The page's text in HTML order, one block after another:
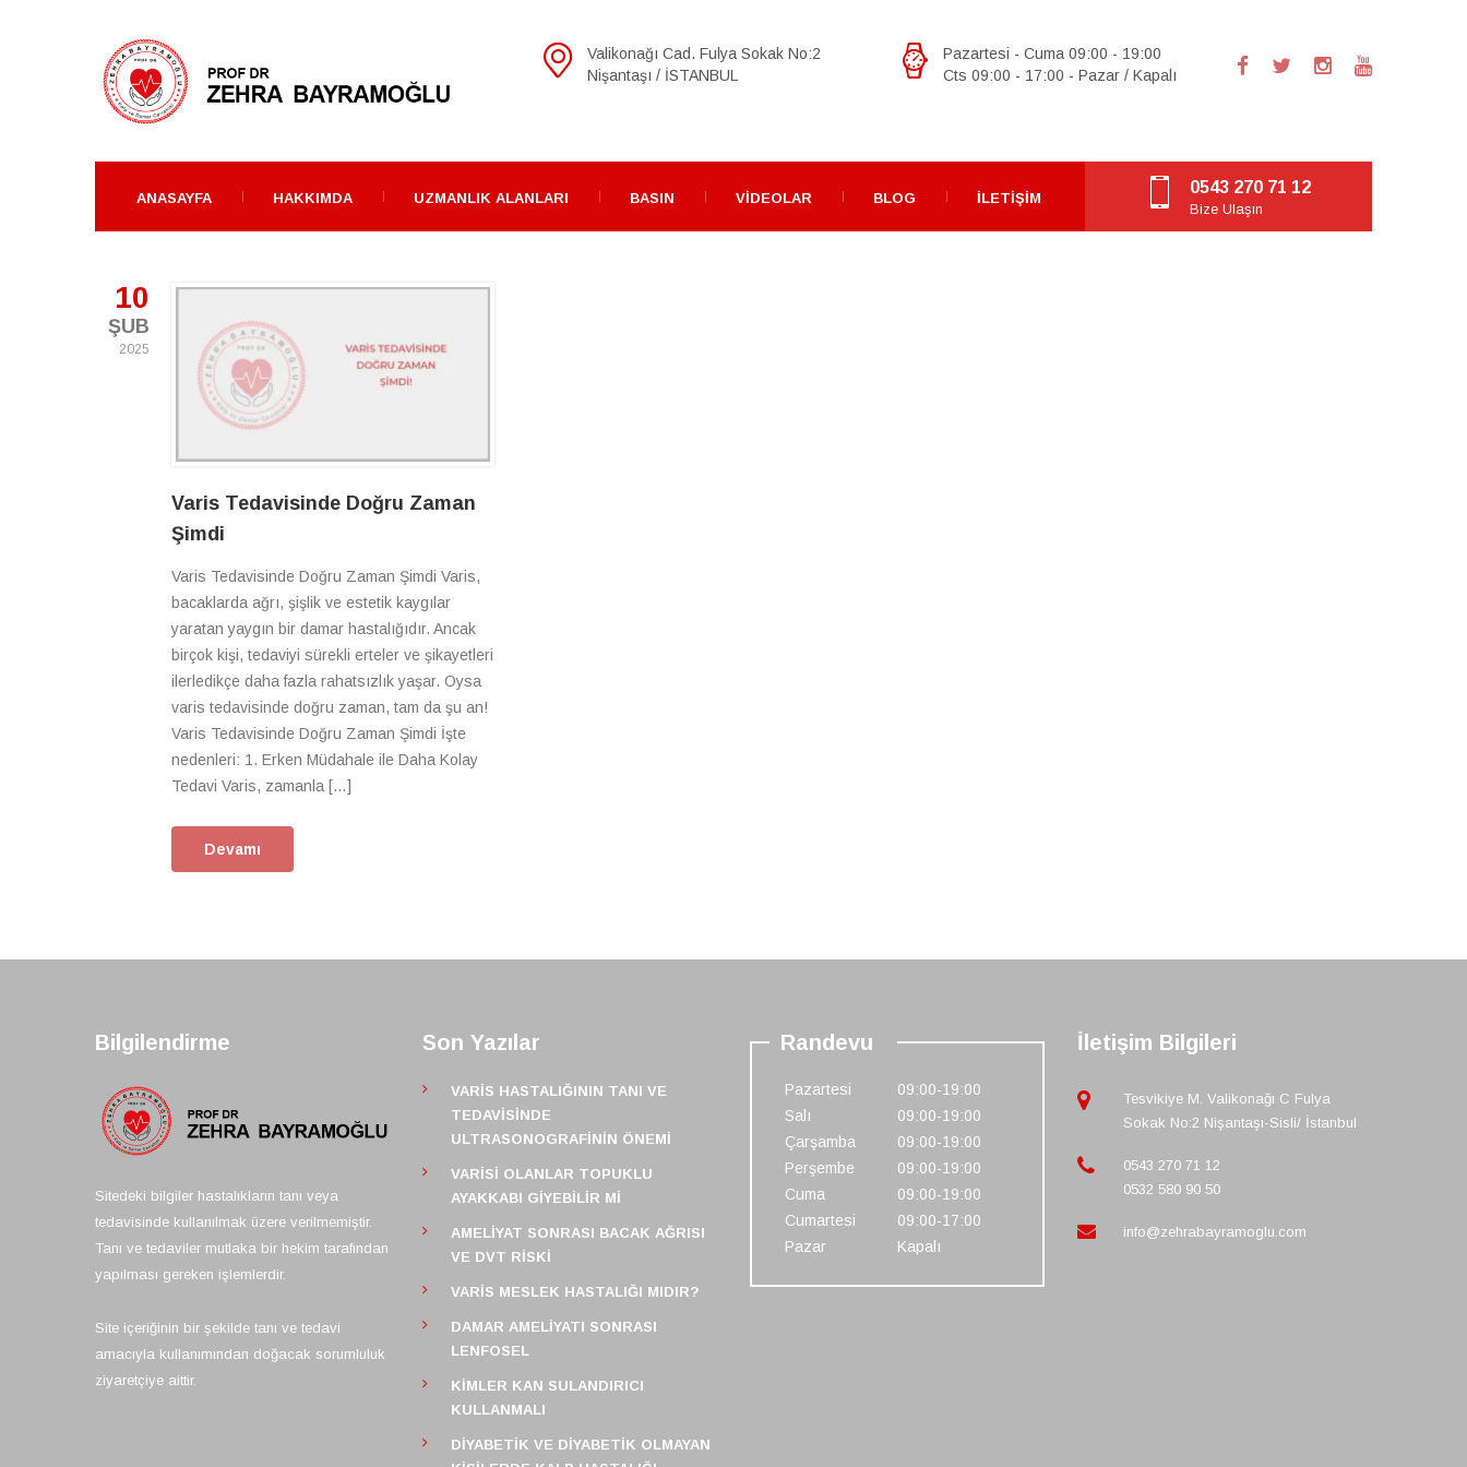
Pazartesi - Cuma 09:00 - 19:00
Cts 09:00 - 17:00 - Pazar / Kapalı
Valikonağı Cad. Fulya Sokak No:2
Nişantaşı / İSTANBUL
ANASAYFA HAKKIMDA UZMANLIK ALANLARI BASIN VIDEOLAR BLOG İLETIŞIM
0543 270 71 12
Bize Ulaşın
10
ŞUB
2025
Varis Tedavisinde Doğru Zaman
Şimdi
Varis Tedavisinde Doğru Zaman Şimdi Varis,
bacaklarda ağrı, şişlik ve estetik kaygılar
yaratan yaygın bir damar hastalığıdır. Ancak
birçok kişi, tedaviyi sürekli erteler ve şikayetleri
ilerledikçe daha fazla rahatsızlık yaşar. Oysa
varis tedavisinde doğru zaman, tam da şu an!
Varis Tedavisinde Doğru Zaman Şimdi İşte
nedenleri: 1. Erken Müdahale ile Daha Kolay
Tedavi Varis, zamanla […]
Devamı
Bilgilendirme
Sitedeki bilgiler hastalıkların tanı veya
tedavisinde kullanılmak üzere verilmemiştir.
Tanı ve tedaviler mutlaka bir hekim tarafından
yapılması gereken işlemlerdir.
Site içeriğinin bir şekilde tanı ve tedavi
amacıyla kullanımından doğacak sorumluluk
ziyaretçiye aittir.
Son Yazılar
VARIS HASTALIĞININ TANI VE
TEDAVISINDE
ULTRASONOGRAFININ ÖNEMI
VARISI OLANLAR TOPUKLU
AYAKKABI GIYEBILIR MI
AMELIYAT SONRASI BACAK AĞRISI
VE DVT RISKI
VARIS MESLEK HASTALIĞI MIDIR?
DAMAR AMELIYATI SONRASI
LENFOSEL
KIMLER KAN SULANDIRICI
KULLANMALI
DIYABETIK VE DIYABETIK OLMAYAN
Randevu
Pazartesi
09:00-19:00
Salı
09:00-19:00
Çarşamba
09:00-19:00
Perşembe
09:00-19:00
Cuma
09:00-19:00
Cumartesi
09:00-17:00
Pazar
Kapalı
İletişim Bilgileri
Tesvikiye M. Valikonağı C Fulya
Sokak No:2 Nişantaşı-Sisli/ İstanbul
0543 270 71 12
0532 580 90 50
info@zehrabayramoglu.com